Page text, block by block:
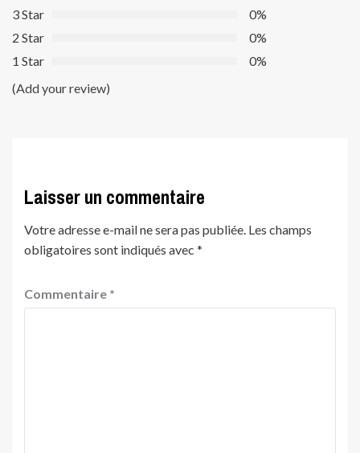
3 Star
0%
2 Star
0%
1 Star
0%
(Add your review)
Laisser un commentaire
Votre adresse e-mail ne sera pas publiée. Les champs
obligatoires sont indiqués avec *
Commentaire *